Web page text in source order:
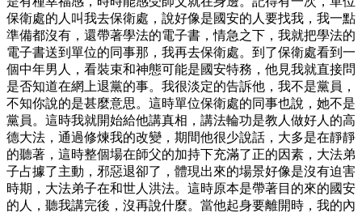
保衛處的人叫我去保衛處，說好像是國安的人要找我，我一點
準備都沒有，還帶著學法的電子書，情急之下，我就把學法的
電子書送到單位的同事那，我再去保衛處。到了保衛處看到一
個中年男人，看裝束和神態可能是國安特務，他見我就直接問
是否知道在網上退黨的事。我很淡定的告訴他，我不是黨員，
不知你說的是甚麼意思。這時單位保衛處的同事也說，她不是
黨員。這時我就開始給他講真相，講法輪功是教人做好人的高
德大法，通過修煉我的改變，期間他很少說話，大多是在靜靜
的聽著，這時整個場在師父的加持下充滿了正的因素，大法弟
子占據了主動，邪惡退卻了，體現出來的場景好像是沒有迫害
時期，大法弟子在和世人洪法。這時原本是帶著目的來的國安
的人，聽我講完後，沒再說什麼。當他起身要離開時，我的內